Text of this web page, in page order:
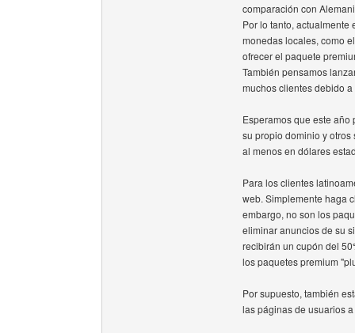
comparación con
Por lo tanto,
monedas locales, como
ofrecer el paquete
También pensamos
muchos clientes debido
Esperamos que este
su propio dominio y
al menos en dólares
Para los clientes
web. Simplemente haga
embargo, no son los
eliminar anuncios de su
recibirán un cupón del
los paquetes premium
Por supuesto, también
las páginas de usuarios